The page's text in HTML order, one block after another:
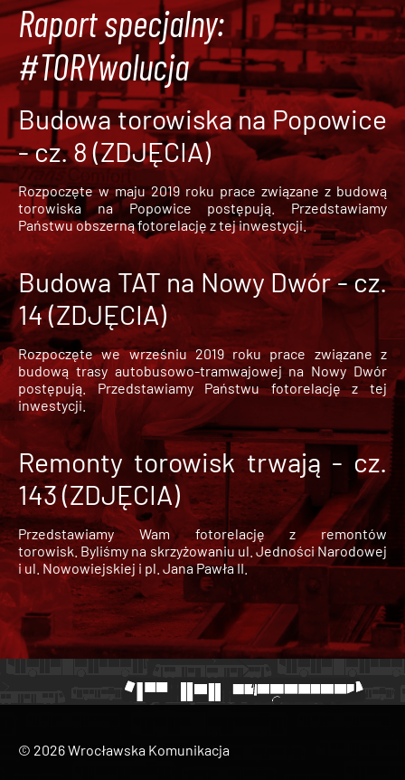
Raport specjalny:
#TORYwolucja
Budowa torowiska na Popowice
- cz. 8 (ZDJĘCIA)
Rozpoczęte w maju 2019 roku prace związane z budową
torowiska na Popowice
postępują. Przedstawiamy
Państwu obszerną fotorelację z tej inwestycji.
Budowa TAT na Nowy Dwór - cz.
14 (ZDJĘCIA)
Rozpoczęte we wrześniu 2019 roku prace związane z
budową trasy autobusowo-tramwajowej na Nowy Dwór
postępują. Przedstawiamy Państwu fotorelację z tej
inwestycji.
Remonty torowisk trwają - cz.
143 (ZDJĘCIA)
Przedstawiamy Wam fotorelację z remontów
torowisk. Byliśmy na skrzyżowaniu ul. Jedności Narodowej
i ul. Nowowiejskiej i pl. Jana Pawła II.
© 2026 Wrocławska Komunikacja